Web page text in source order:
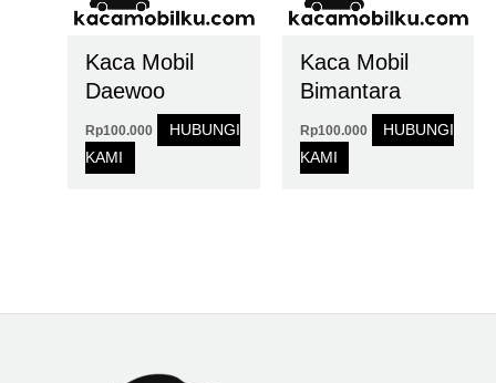
Kaca Mobil
Daewoo
Rp100.000
HUBUNGI
KAMI
Kaca Mobil
Bimantara
Rp100.000
HUBUNGI
KAMI